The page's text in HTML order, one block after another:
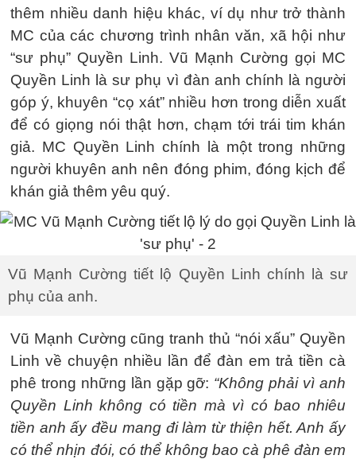
thêm nhiều danh hiệu khác, ví dụ như trở thành
MC của các chương trình nhân văn, xã hội như
“sư phụ” Quyền Linh. Vũ Mạnh Cường gọi MC
Quyền Linh là sư phụ vì đàn anh chính là người
góp ý, khuyên “cọ xát” nhiều hơn trong diễn xuất
để có giọng nói thật hơn, chạm tới trái tim khán
giả. MC Quyền Linh chính là một trong những
người khuyên anh nên đóng phim, đóng kịch để
khán giả thêm yêu quý.
Vũ Mạnh Cường tiết lộ Quyền Linh chính là sư
phụ của anh.
Vũ Mạnh Cường cũng tranh thủ “nói xấu” Quyền
Linh về chuyện nhiều lần để đàn em trả tiền cà
phê trong những lần gặp gỡ: “Không phải vì anh
Quyền Linh không có tiền mà vì có bao nhiêu
tiền anh ấy đều mang đi làm từ thiện hết. Anh ấy
có thể nhịn đói, có thể không bao cà phê đàn em